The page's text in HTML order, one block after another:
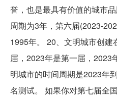
誉，也是最具有价值的城市
周期为3年，第六届(2023-
1995年。 20、文明城市创
届，2023年是第一届，2023
明城市的时间周期是2023年
名测试。 如果你对第七届全